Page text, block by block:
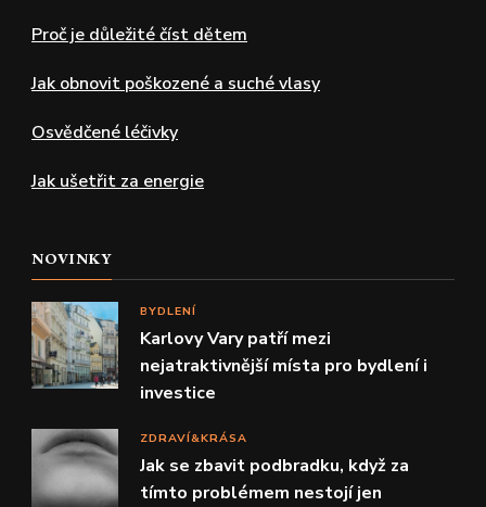
Proč je důležité číst dětem
Jak obnovit poškozené a suché vlasy
Osvědčené léčivky
Jak ušetřit za energie
NOVINKY
BYDLENÍ
Karlovy Vary patří mezi
nejatraktivnější místa pro bydlení i
investice
ZDRAVÍ&KRÁSA
Jak se zbavit podbradku, když za
tímto problémem nestojí jen